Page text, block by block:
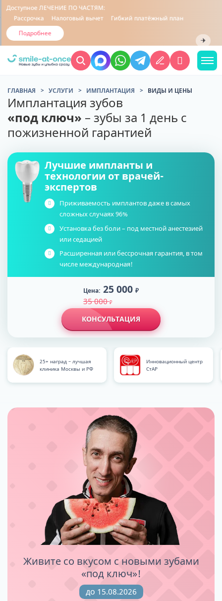
Доступное ЛЕЧЕНИЕ ПО ЧАСТЯМ:
Рассрочка
Налоговый вычет Гибкий платёжный план
Подробнее
ГЛАВНАЯ УСЛУГИ ИМПЛАНТАЦИЯ ВИДЫ И ЦЕНЫ
Имплантация зубов
«под ключ» – зубы за 1 день с
пожизненной гарантией
Лучшие импланты и
технологии от врачей-
экспертов
Приживаемость имплантов даже в самых
сложных случаях 96%
Установка без боли – под местной анестезией
или седацией
Расширенная или бессрочная гарантия, в том
числе международная!
Цена: 25 000 ₽
35 000₽
КОНСУЛЬТАЦИЯ
25+ наград – лучшая
клиника Москвы и РФ
Инновационный центр
СтАР
Живите со вкусом с новыми зубами
«под ключ»!
до 15.08.2026